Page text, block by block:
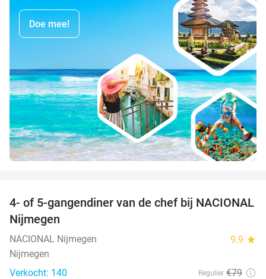
Doe mee!
32%
4- of 5-gangendiner van de chef bij NACIONAL
Nijmegen
NACIONAL Nijmegen 9.9 star
Nijmegen
Verkocht: 140
Regulier €79